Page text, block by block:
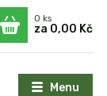
Menu
0ks
za 0,00 Kč